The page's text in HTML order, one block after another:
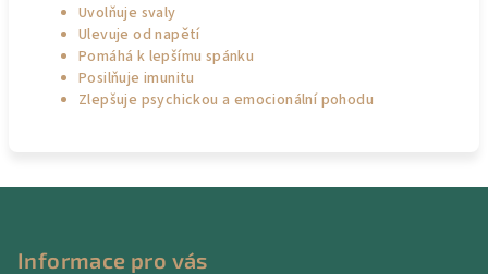
Uvolňuje svaly
Ulevuje od napětí
Pomáhá k lepšímu spánku
Posilňuje imunitu
Zlepšuje psychickou a emocionální pohodu
Informace pro vás